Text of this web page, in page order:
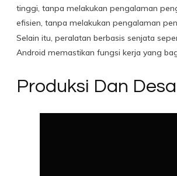
tinggi, tanpa melakukan pengalaman
efisien, tanpa melakukan pengalaman
Selain itu, peralatan berbasis senjata
Android memastikan fungsi kerja yang
Produksi Dan